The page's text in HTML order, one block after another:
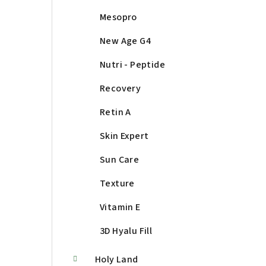
Mesopro
New Age G4
Nutri - Peptide
Recovery
Retin A
Skin Expert
Sun Care
Texture
Vitamin E
3D Hyalu Fill
Holy Land